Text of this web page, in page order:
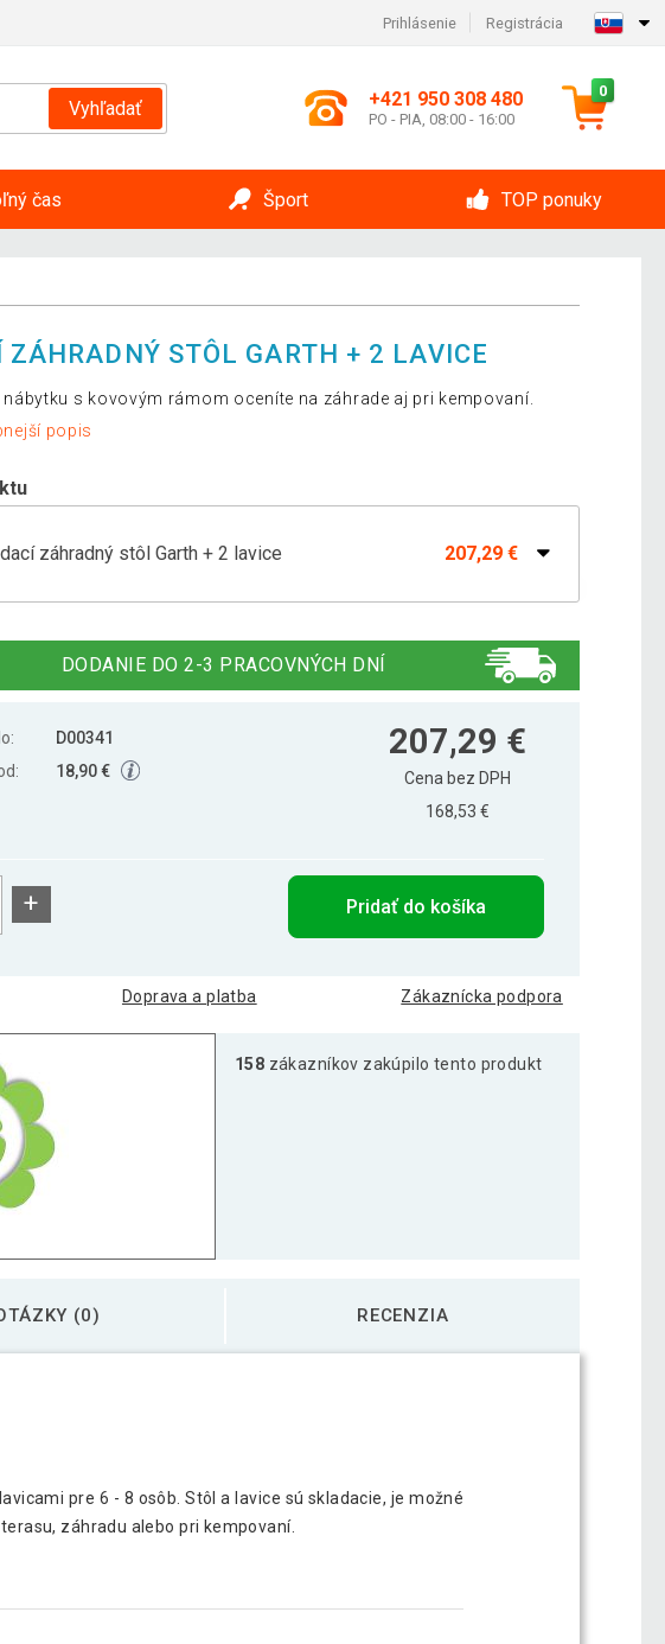
Prihlásenie Registrácia
Vyhľadať +421 950 308 480
PO - PIA, 08:00 - 16:00
0
čas Šport TOP ponuky
ZÁHRADNÝ STÔL GARTH + 2 LAVICE
s kovovým rámom oceníte na záhrade aj pri kempovaní.
popis
záhradný stôl Garth + 2 lavice 207,29 €
set, 2 lavice a stôl v ratanovom dizajne - antracit 216,69 €
DODANIE DO 2-3 PRACOVNÝCH DNÍ
D00341
18,90 €
207,29 €
Cena bez DPH
168,53 €
+ Pridať do košíka
Doprava a platba Zákaznícka podpora
158 zákazníkov zakúpilo tento produkt
(0) RECENZIA
pre 6 - 8 osôb. Stôl a lavice sú skladacie, je možné
záhradu alebo pri kempovaní.